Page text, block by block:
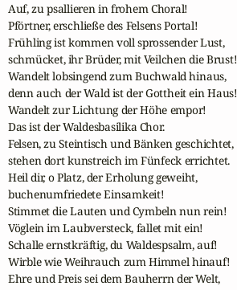
Auf, zu psallieren in frohem Choral!
Pförtner, erschließe des Felsens Portal!
Frühling ist kommen voll sprossender Lust,
schmücket, ihr Brüder, mit Veilchen die Brust!
Wandelt lobsingend zum Buchwald hinaus,
denn auch der Wald ist der Gottheit ein Haus!
Wandelt zur Lichtung der Höhe empor!
Das ist der Waldesbasilika Chor.
Felsen, zu Steintisch und Bänken geschichtet,
stehen dort kunstreich im Fünfeck errichtet.
Heil dir, o Platz, der Erholung geweiht,
buchenumfriedete Einsamkeit!
Stimmet die Lauten und Cymbeln nun rein!
Vöglein im Laubversteck, fallet mit ein!
Schalle ernstkräftig, du Waldespsalm, auf!
Wirble wie Weihrauch zum Himmel hinauf!
Ehre und Preis sei dem Bauherrn der Welt,